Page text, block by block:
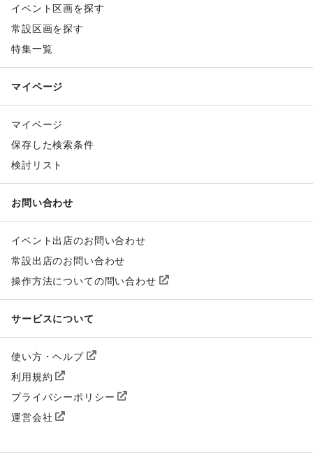
イベント区画を探す
常設区画を探す
特集一覧
マイページ
マイページ
保存した検索条件
検討リスト
お問い合わせ
イベント出店のお問い合わせ
常設出店のお問い合わせ
操作方法についての問い合わせ
サービスについて
使い方・ヘルプ
利用規約
プライバシーポリシー
運営会社